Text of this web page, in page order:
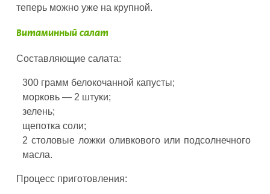
теперь можно уже на крупной.
Витаминный салат
Составляющие салата:
300 грамм белокочанной капусты;
морковь — 2 штуки;
зелень;
щепотка соли;
2 столовые ложки оливкового или подсолнечного
масла.
Процесс приготовления: